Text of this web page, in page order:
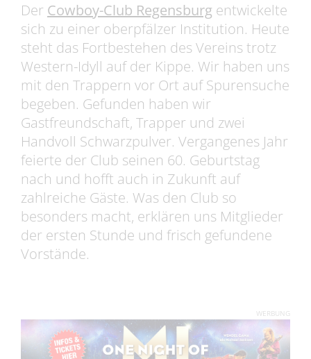
Der Cowboy-Club Regensburg entwickelte
sich zu einer oberpfälzer Institution. Heute
steht das Fortbestehen des Vereins trotz
Western-Idyll auf der Kippe. Wir haben uns
mit den Trappern vor Ort auf Spurensuche
begeben. Gefunden haben wir
Gastfreundschaft, Trapper und zwei
Handvoll Schwarzpulver. Vergangenes Jahr
feierte der Club seinen 60. Geburtstag
nach und hofft auch in Zukunft auf
zahlreiche Gäste. Was den Club so
besonders macht, erklären uns Mitglieder
der ersten Stunde und frisch gefundene
Vorstände.
WERBUNG